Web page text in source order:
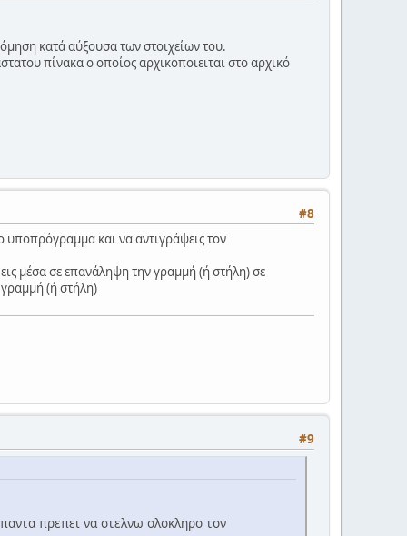
κατά αύξουσα των στοιχείων του.
πίνακα ο οποίος αρχικοποιειται στο αρχικό
#8
υποπρόγραμμα και να αντιγράψεις τον
μέσα σε επανάληψη την γραμμή (ή στήλη) σε
(ή στήλη)
#9
πρεπει να στελνω ολοκληρο τον